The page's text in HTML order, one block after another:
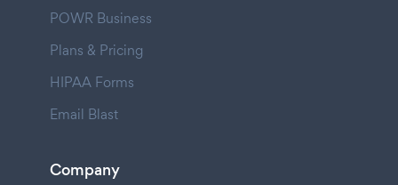
POWR Business
Plans & Pricing
HIPAA Forms
Email Blast
Company